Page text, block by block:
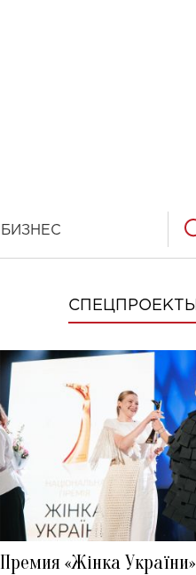
БИЗНЕС
СПЕЦПРОЕКТЫ
Премия «Жінка України»